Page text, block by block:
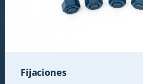
Fijaciones